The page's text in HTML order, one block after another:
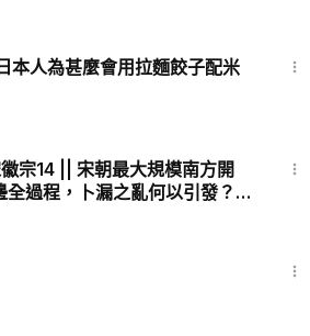
本人為甚麼會用拉麵餃子配米
宗14 || 宋朝最大規模南方開
過程，卜漏之亂何以引發？